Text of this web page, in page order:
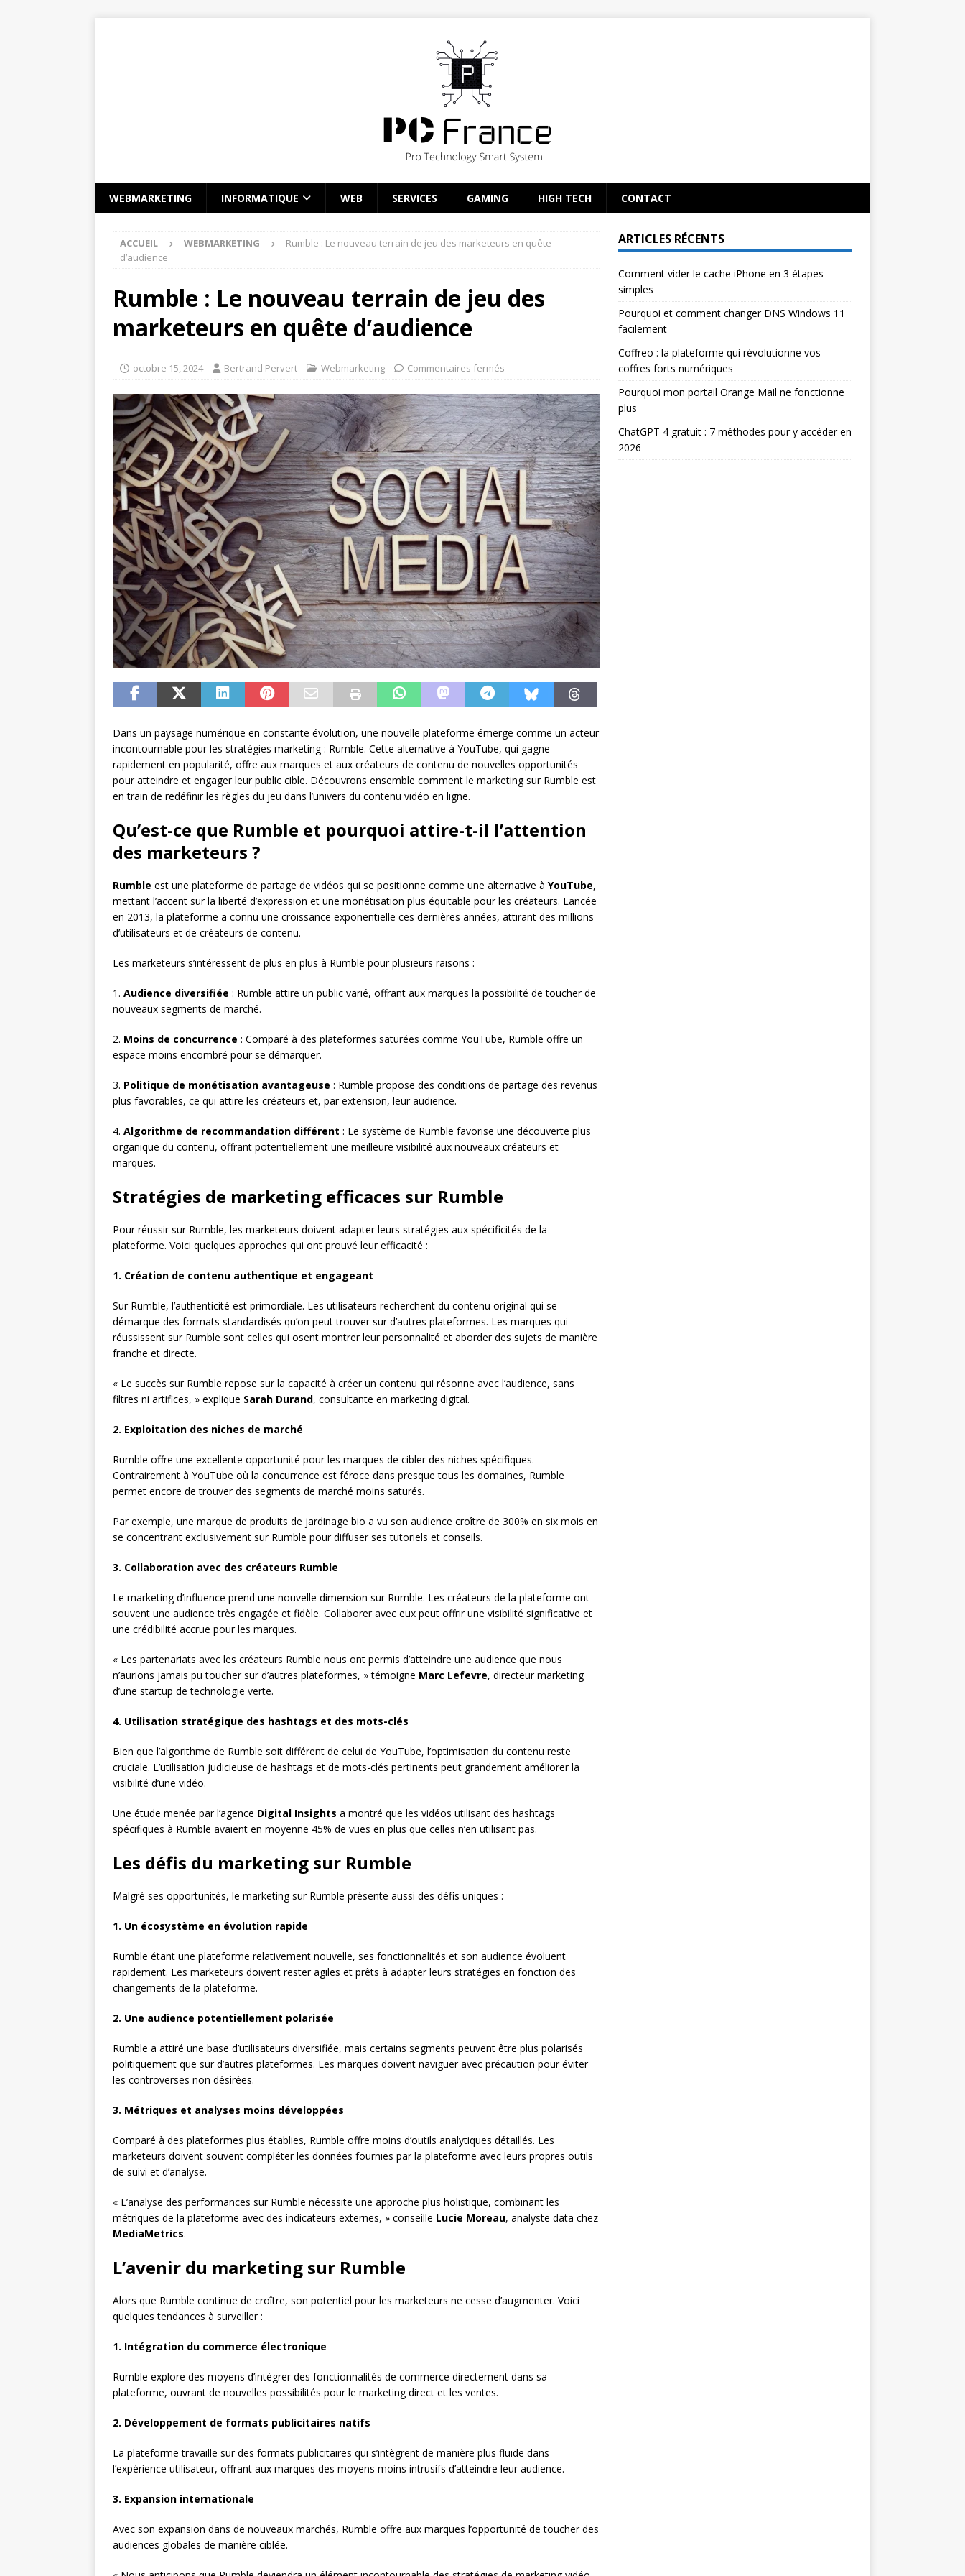
WEBMARKETING INFORMATIQUE WEB SERVICES GAMING HIGH TECH CONTACT
ACCUEIL WEBMARKETING
Rumble : Le nouveau terrain de jeu des marketeurs en quête
d’audience
Rumble : Le nouveau terrain de jeu des
marketeurs en quête d’audience
octobre 15, 2024 Bertrand Pervert Webmarketing Commentaires fermés
Dans un paysage numérique en constante évolution, une nouvelle plateforme émerge comme un acteur
incontournable pour les stratégies marketing : Rumble. Cette alternative à YouTube, qui gagne
rapidement en popularité, offre aux marques et aux créateurs de contenu de nouvelles opportunités
pour atteindre et engager leur public cible. Découvrons ensemble comment le marketing sur Rumble est
en train de redéfinir les règles du jeu dans l’univers du contenu vidéo en ligne.
Qu’est-ce que Rumble et pourquoi attire-t-il l’attention
des marketeurs ?
Rumble est une plateforme de partage de vidéos qui se positionne comme une alternative à YouTube,
mettant l’accent sur la liberté d’expression et une monétisation plus équitable pour les créateurs. Lancée
en 2013, la plateforme a connu une croissance exponentielle ces dernières années, attirant des millions
d’utilisateurs et de créateurs de contenu.
Les marketeurs s’intéressent de plus en plus à Rumble pour plusieurs raisons :
1. Audience diversifiée : Rumble attire un public varié, offrant aux marques la possibilité de toucher de
nouveaux segments de marché.
2. Moins de concurrence : Comparé à des plateformes saturées comme YouTube, Rumble offre un
espace moins encombré pour se démarquer.
3. Politique de monétisation avantageuse : Rumble propose des conditions de partage des revenus
plus favorables, ce qui attire les créateurs et, par extension, leur audience.
4. Algorithme de recommandation différent : Le système de Rumble favorise une découverte plus
organique du contenu, offrant potentiellement une meilleure visibilité aux nouveaux créateurs et
marques.
Stratégies de marketing efficaces sur Rumble
Pour réussir sur Rumble, les marketeurs doivent adapter leurs stratégies aux spécificités de la
plateforme. Voici quelques approches qui ont prouvé leur efficacité :
1. Création de contenu authentique et engageant
Sur Rumble, l’authenticité est primordiale. Les utilisateurs recherchent du contenu original qui se
démarque des formats standardisés qu’on peut trouver sur d’autres plateformes. Les marques qui
réussissent sur Rumble sont celles qui osent montrer leur personnalité et aborder des sujets de manière
franche et directe.
« Le succès sur Rumble repose sur la capacité à créer un contenu qui résonne avec l’audience, sans
filtres ni artifices, » explique Sarah Durand, consultante en marketing digital.
2. Exploitation des niches de marché
Rumble offre une excellente opportunité pour les marques de cibler des niches spécifiques.
Contrairement à YouTube où la concurrence est féroce dans presque tous les domaines, Rumble
permet encore de trouver des segments de marché moins saturés.
Par exemple, une marque de produits de jardinage bio a vu son audience croître de 300% en six mois en
se concentrant exclusivement sur Rumble pour diffuser ses tutoriels et conseils.
3. Collaboration avec des créateurs Rumble
Le marketing d’influence prend une nouvelle dimension sur Rumble. Les créateurs de la plateforme ont
souvent une audience très engagée et fidèle. Collaborer avec eux peut offrir une visibilité significative et
une crédibilité accrue pour les marques.
« Les partenariats avec les créateurs Rumble nous ont permis d’atteindre une audience que nous
n’aurions jamais pu toucher sur d’autres plateformes, » témoigne Marc Lefevre, directeur marketing
d’une startup de technologie verte.
4. Utilisation stratégique des hashtags et des mots-clés
Bien que l’algorithme de Rumble soit différent de celui de YouTube, l’optimisation du contenu reste
cruciale. L’utilisation judicieuse de hashtags et de mots-clés pertinents peut grandement améliorer la
visibilité d’une vidéo.
Une étude menée par l’agence Digital Insights a montré que les vidéos utilisant des hashtags
spécifiques à Rumble avaient en moyenne 45% de vues en plus que celles n’en utilisant pas.
Les défis du marketing sur Rumble
Malgré ses opportunités, le marketing sur Rumble présente aussi des défis uniques :
1. Un écosystème en évolution rapide
Rumble étant une plateforme relativement nouvelle, ses fonctionnalités et son audience évoluent
rapidement. Les marketeurs doivent rester agiles et prêts à adapter leurs stratégies en fonction des
changements de la plateforme.
2. Une audience potentiellement polarisée
Rumble a attiré une base d’utilisateurs diversifiée, mais certains segments peuvent être plus polarisés
politiquement que sur d’autres plateformes. Les marques doivent naviguer avec précaution pour éviter
les controverses non désirées.
3. Métriques et analyses moins développées
Comparé à des plateformes plus établies, Rumble offre moins d’outils analytiques détaillés. Les
marketeurs doivent souvent compléter les données fournies par la plateforme avec leurs propres outils
de suivi et d’analyse.
« L’analyse des performances sur Rumble nécessite une approche plus holistique, combinant les
métriques de la plateforme avec des indicateurs externes, » conseille Lucie Moreau, analyste data chez
MediaMetrics.
L’avenir du marketing sur Rumble
Alors que Rumble continue de croître, son potentiel pour les marketeurs ne cesse d’augmenter. Voici
quelques tendances à surveiller :
1. Intégration du commerce électronique
Rumble explore des moyens d’intégrer des fonctionnalités de commerce directement dans sa
plateforme, ouvrant de nouvelles possibilités pour le marketing direct et les ventes.
2. Développement de formats publicitaires natifs
La plateforme travaille sur des formats publicitaires qui s’intègrent de manière plus fluide dans
l’expérience utilisateur, offrant aux marques des moyens moins intrusifs d’atteindre leur audience.
3. Expansion internationale
Avec son expansion dans de nouveaux marchés, Rumble offre aux marques l’opportunité de toucher des
audiences globales de manière ciblée.
ARTICLES RÉCENTS
Comment vider le cache iPhone en 3 étapes
simples
Pourquoi et comment changer DNS Windows 11
facilement
Coffreo : la plateforme qui révolutionne vos
coffres forts numériques
Pourquoi mon portail Orange Mail ne fonctionne
plus
ChatGPT 4 gratuit : 7 méthodes pour y accéder en
2026